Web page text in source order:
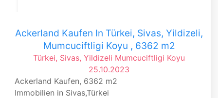
Ackerland Kaufen In Türkei, Sivas, Yildizeli,
Mumcuciftligi Koyu , 6362 m2
Türkei, Sivas, Yildizeli Mumcuciftligi Koyu
25.10.2023
Ackerland Kaufen, 6362 m2
Immobilien in Sivas,Türkei